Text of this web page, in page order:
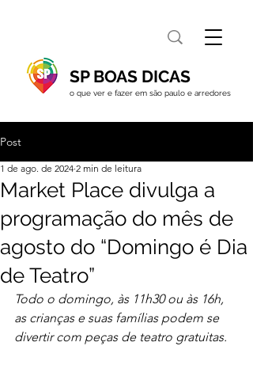
SP BOAS DICAS
o que ver e fazer em são paulo e arredores
Post
Market Place divulga a
programação do mês de
agosto do “Domingo é Dia
de Teatro”
1 de ago. de 2024 2 min de leitura
Todo o domingo, às 11h30 ou às 16h,
as crianças e suas famílias podem se
divertir com peças de teatro gratuitas.